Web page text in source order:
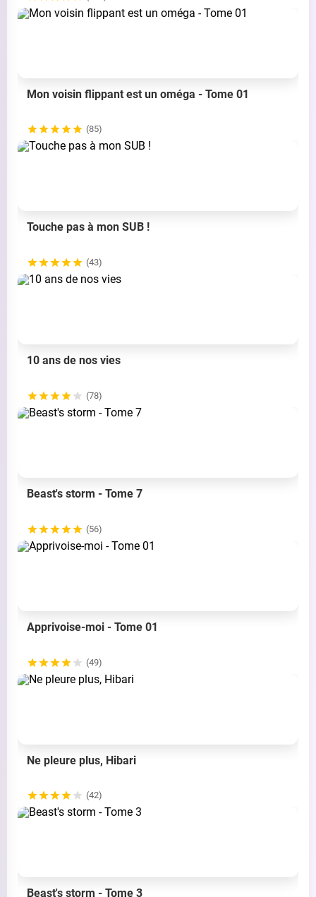
Mon voisin flippant est un oméga - Tome 01
(85)
Touche pas à mon SUB !
(43)
10 ans de nos vies
(78)
Beast's storm - Tome 7
(56)
Apprivoise-moi - Tome 01
(49)
Ne pleure plus, Hibari
(42)
Beast's storm - Tome 3